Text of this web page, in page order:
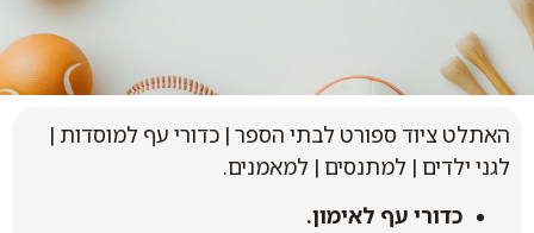
האתלט ציוד ספורט לבתי הספר | כדורי עף למוסדות |
לגני ילדים | למתנסים | למאמנים.
כדורי עף לאימון.